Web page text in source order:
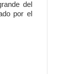
del
por el